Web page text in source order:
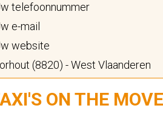
telefoonnummer
e-mail
website
(8820) - West Vlaanderen
ON THE MOVE